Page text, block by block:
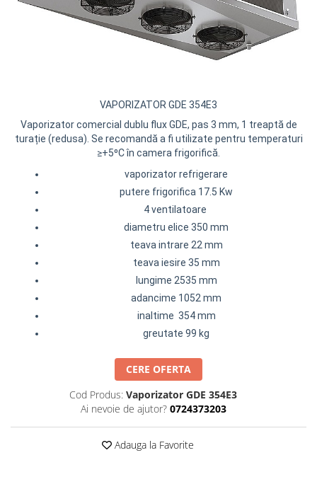
REZISTENTE DIGIVRARE
REZISTENTE SILICONICE
Ventilatoare WEIGUANG
Ventilatoare turbina
VENTILATOARE AXIALE
Compresoare Cubigel R134a
Compresoare Cubigel R404a
VAPORIZATOARE LU-VE
VAPORIZATOR GDE 354E3
Vaporizator comercial dublu flux GDE, pas 3 mm, 1 treaptă de
turație (redusa). Se recomandă a fi utilizate pentru temperaturi
≥+5⁰C în camera frigorifică.
vaporizator refrigerare
putere frigorifica 17.5 Kw
4 ventilatoare
diametru elice 350 mm
teava intrare 22 mm
teava iesire 35 mm
lungime 2535 mm
adancime 1052 mm
inaltime 354 mm
greutate 99 kg
CERE OFERTA
Cod Produs: Vaporizator GDE 354E3
Ai nevoie de ajutor? 0724373203
Adauga la Favorite